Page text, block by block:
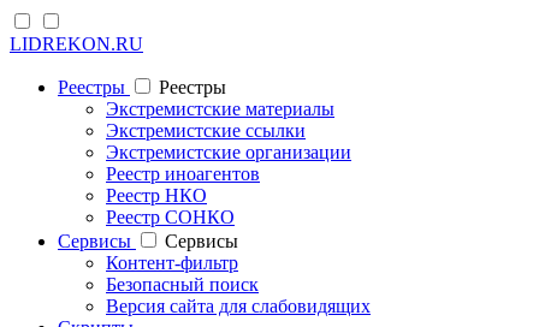
LIDREKON.RU
Реестры
Реестры
Экстремистские материалы
Экстремистские ссылки
Экстремистские организации
Реестр иноагентов
Реестр НКО
Реестр СОНКО
Cервисы
Cервисы
Контент-фильтр
Безопасный поиск
Версия сайта для слабовидящих